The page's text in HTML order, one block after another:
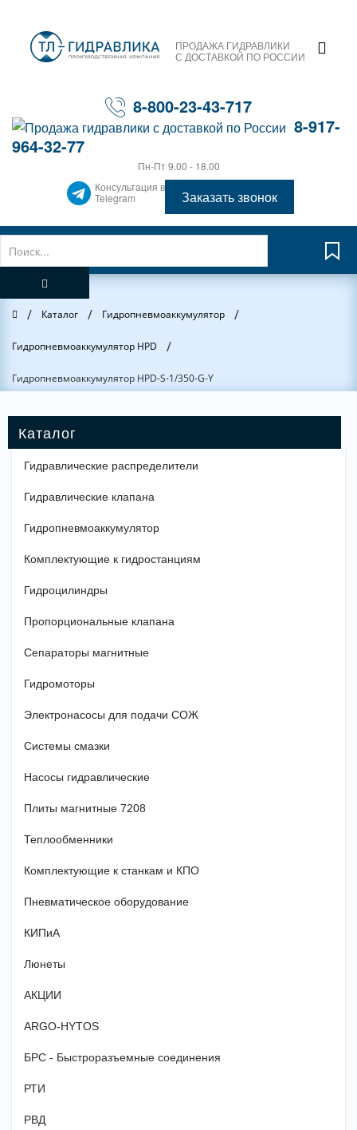
ПРОДАЖА ГИДРАВЛИКИ
С ДОСТАВКОЙ ПО РОССИИ
8-800-23-43-717
8-917-
964-32-77
Пн-Пт 9.00 - 18.00
Консультация в
Telegram
Заказать звонок
Главная
/ Каталог / Гидропневмоаккумулятор /
Гидропневмоаккумулятор HPD /
Гидропневмоаккумулятор HPD-S-1/350-G-Y
Гидравлические распределители
Гидравлические клапана
Гидропневмоаккумулятор
Комплектующие к гидростанциям
Гидроцилиндры
Пропорциональные клапана
Сепараторы магнитные
Гидромоторы
Электронасосы для подачи СОЖ
Системы смазки
Насосы гидравлические
Плиты магнитные 7208
Теплообменники
Комплектующие к станкам и КПО
Пневматическое оборудование
КИПиА
Люнеты
АКЦИИ
ARGO-HYTOS
БРС - Быстроразъемные соединения
РТИ
РВД